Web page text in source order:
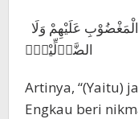
Artinya, “(Yaitu)
Engkau beri